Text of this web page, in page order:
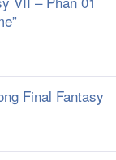
Final Fantasy